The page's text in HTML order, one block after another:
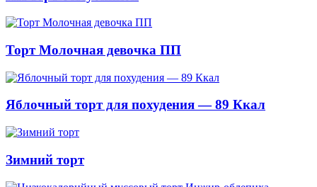
Торт Молочная девочка ПП
Яблочный торт для похудения — 89 Ккал
Зимний торт